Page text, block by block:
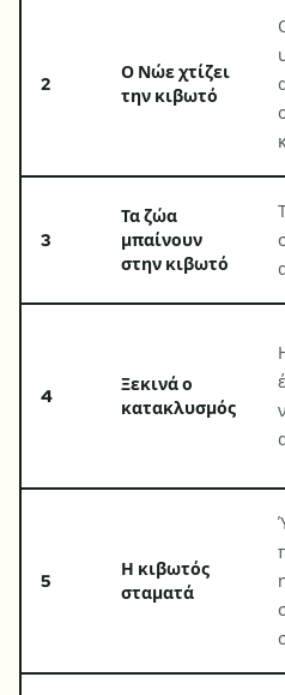
2
Ο Νώε χτίζει
την κιβωτό
3
Τα ζώα
μπαίνουν
στην κιβωτό
4
Ξεκινά ο
κατακλυσμός
5
Η κιβωτός
σταματά